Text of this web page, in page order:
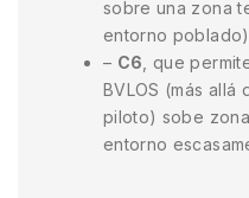
sobre una zona
entorno
– C6 , que
BVLOS (más allá
piloto) sobe
entorno